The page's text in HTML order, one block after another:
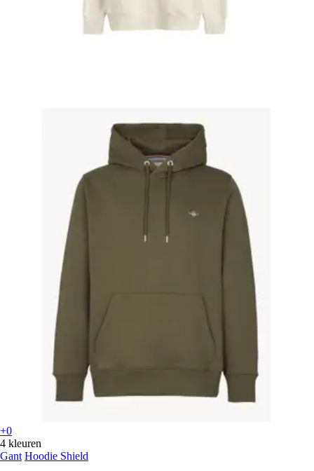
+0
4 kleuren
Gant Hoodie Shield